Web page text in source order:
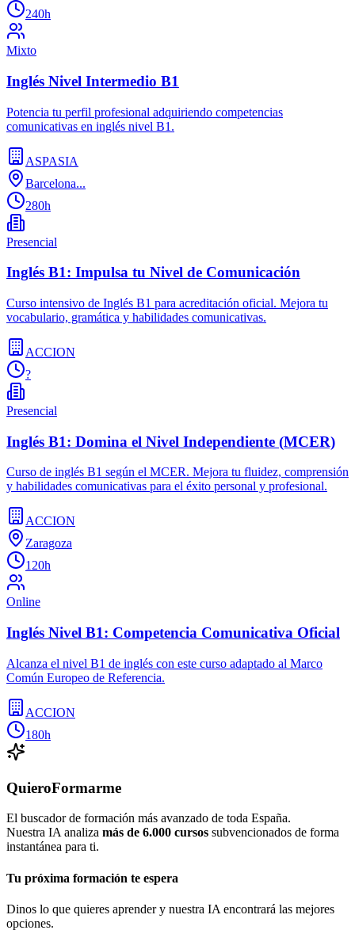
240h
Mixto
Inglés Nivel Intermedio B1
Potencia tu perfil profesional adquiriendo competencias
comunicativas en inglés nivel B1.
ASPASIA
Barcelona...
280h
Presencial
Inglés B1: Impulsa tu Nivel de Comunicación
Curso intensivo de Inglés B1 para acreditación oficial. Mejora tu
vocabulario, gramática y habilidades comunicativas.
ACCION
?
Presencial
Inglés B1: Domina el Nivel Independiente (MCER)
Curso de inglés B1 según el MCER. Mejora tu fluidez, comprensión
y habilidades comunicativas para el éxito personal y profesional.
ACCION
Zaragoza
120h
Online
Inglés Nivel B1: Competencia Comunicativa Oficial
Alcanza el nivel B1 de inglés con este curso adaptado al Marco
Común Europeo de Referencia.
ACCION
180h
QuieroFormarme
El buscador de formación más avanzado de toda España.
Nuestra IA analiza más de 6.000 cursos subvencionados de forma
instantánea para ti.
Tu próxima formación te espera
Dinos lo que quieres aprender y nuestra IA encontrará las mejores
opciones.